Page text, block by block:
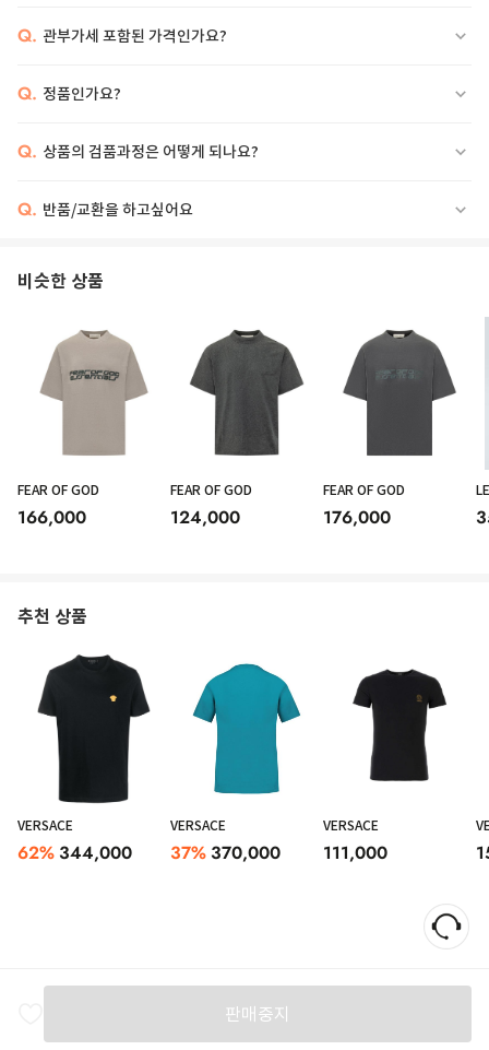
Q. 관부가세 포함된 가격인가요?
Q. 정품인가요?
Q. 상품의 검품과정은 어떻게 되나요?
Q. 반품/교환을 하고싶어요
비슷한 상품
FEAR OF GOD
166,000
FEAR OF GOD
124,000
FEAR OF GOD
176,000
추천 상품
VERSACE
62% 344,000
VERSACE
37% 370,000
VERSACE
111,000
판매중지